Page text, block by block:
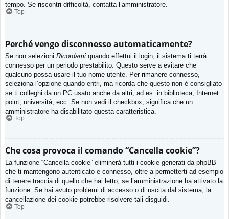
tempo. Se riscontri difficoltà, contatta l’amministratore.
Top
Perché vengo disconnesso automaticamente?
Se non selezioni Ricordami quando effettui il login, il sistema ti terrà
connesso per un periodo prestabilito. Questo serve a evitare che
qualcuno possa usare il tuo nome utente. Per rimanere connesso,
seleziona l’opzione quando entri, ma ricorda che questo non è consigliato
se ti colleghi da un PC usato anche da altri, ad es. in biblioteca, Internet
point, università, ecc. Se non vedi il checkbox, significa che un
amministratore ha disabilitato questa caratteristica.
Top
Che cosa provoca il comando “Cancella cookie”?
La funzione “Cancella cookie” eliminerà tutti i cookie generati da phpBB
che ti mantengono autenticato e connesso, oltre a permetterti ad esempio
di tenere traccia di quello che hai letto, se l’amministrazione ha attivato la
funzione. Se hai avuto problemi di accesso o di uscita dal sistema, la
cancellazione dei cookie potrebbe risolvere tali disguidi.
Top